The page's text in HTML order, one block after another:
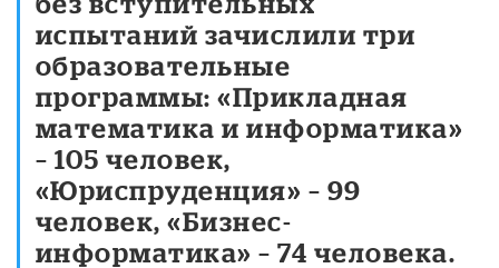
испытаний зачислили три
образовательные
программы: «Прикладная
математика и информатика»
– 105 человек,
«Юриспруденция» – 99
человек, «Бизнес-
информатика» – 74 человека.